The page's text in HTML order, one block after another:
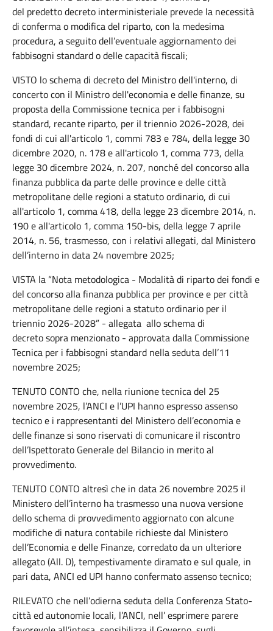
del predetto decreto interministeriale prevede la necessità
di conferma o modifica del riparto, con la medesima
procedura, a seguito dell’eventuale aggiornamento dei
fabbisogni standard o delle capacità fiscali;
VISTO lo schema di decreto del Ministro dell'interno, di
concerto con il Ministro dell'economia e delle finanze, su
proposta della Commissione tecnica per i fabbisogni
standard, recante riparto, per il triennio 2026-2028, dei
fondi di cui all'articolo 1, commi 783 e 784, della legge 30
dicembre 2020, n. 178 e all'articolo 1, comma 773, della
legge 30 dicembre 2024, n. 207, nonché del concorso alla
finanza pubblica da parte delle province e delle città
metropolitane delle regioni a statuto ordinario, di cui
all'articolo 1, comma 418, della legge 23 dicembre 2014, n.
190 e all'articolo 1, comma 150-bis, della legge 7 aprile
2014, n. 56, trasmesso, con i relativi allegati, dal Ministero
dell’interno in data 24 novembre 2025;
VISTA la “Nota metodologica - Modalità di riparto dei fondi e
del concorso alla finanza pubblica per province e per città
metropolitane delle regioni a statuto ordinario per il
triennio 2026-2028” - allegata allo schema di
decreto sopra menzionato - approvata dalla Commissione
Tecnica per i fabbisogni standard nella seduta dell’11
novembre 2025;
TENUTO CONTO che, nella riunione tecnicadel 25
novembre 2025, l’ANCI e l’UPI hannoespresso assenso
tecnicoe i rappresentanti del Ministero dell’economia e
delle finanze si sono riservati di comunicare il riscontro
dell’Ispettorato Generale del Bilancio in merito al
provvedimento.
TENUTO CONTO altresì che in data 26 novembre 2025 il
Ministero dell’interno ha trasmesso una nuova versione
dello schema di provvedimento aggiornato con alcune
modifiche di natura contabile richieste dal Ministero
dell’Economia e delle Finanze, corredato da un ulteriore
allegato (All. D), tempestivamente diramato e sul quale, in
pari data, ANCI ed UPI hanno confermato assenso tecnico;
RILEVATO che nell’odierna seduta della Conferenza Stato-
città ed autonomie locali, l’ANCI, nell’ esprimere parere